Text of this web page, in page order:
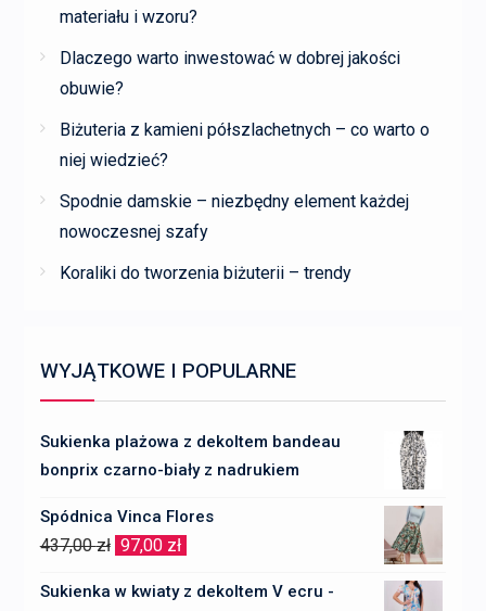
materiału i wzoru?
Dlaczego warto inwestować w dobrej jakości
obuwie?
Biżuteria z kamieni półszlachetnych – co warto o
niej wiedzieć?
Spodnie damskie – niezbędny element każdej
nowoczesnej szafy
Koraliki do tworzenia biżuterii – trendy
WYJĄTKOWE I POPULARNE
Sukienka plażowa z dekoltem bandeau
bonprix czarno-biały z nadrukiem
Spódnica Vinca Flores
437,00zł Pierwotna
wynosiła:
97,00 zł
Sukienka w kwiaty z dekoltem V ecru -